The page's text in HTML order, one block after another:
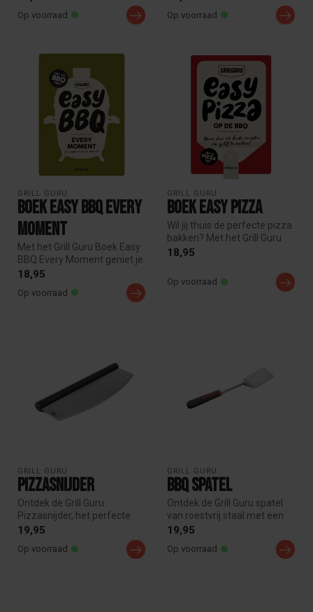
Op voorraad Op voorraad
GRILL GURU
Boek Easy BBQ Every
Moment
Met het Grill Guru Boek Easy
BBQ Every Moment geniet je
van heerlijke BBQ-gerech...
18,95
Op voorraad
GRILL GURU
Boek Easy Pizza
Wil jij thuis de perfecte pizza
bakken? Met het Grill Guru
Boek Easy Pizza ontde...
18,95
Op voorraad
GRILL GURU
Pizzasnijder
Ontdek de Grill Guru
Pizzasnijder, het perfecte
accessoire voor elke pizza
19,95
Op voorraad
GRILL GURU
BBQ Spatel
Ontdek de Grill Guru spatel
van roestvrij staal met een
siliconen handvat! Perfe...
19,95
Op voorraad